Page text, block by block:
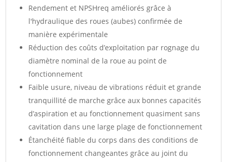
Rendement et NPSHreq améliorés grâce à
l'hydraulique des roues (aubes) confirmée de
manière expérimentale
Réduction des coûts d’exploitation par rognage du
diamètre nominal de la roue au point de
fonctionnement
Faible usure, niveau de vibrations réduit et grande
tranquillité de marche grâce aux bonnes capacités
d’aspiration et au fonctionnement quasiment sans
cavitation dans une large plage de fonctionnement
Étanchéité fiable du corps dans des conditions de
fonctionnement changeantes grâce au joint du